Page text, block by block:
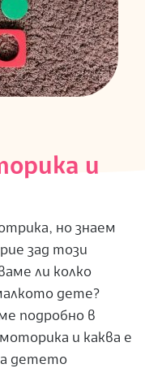
и
но знаем
зад този
ли колко
дете?
подробно в
и каква е
детето